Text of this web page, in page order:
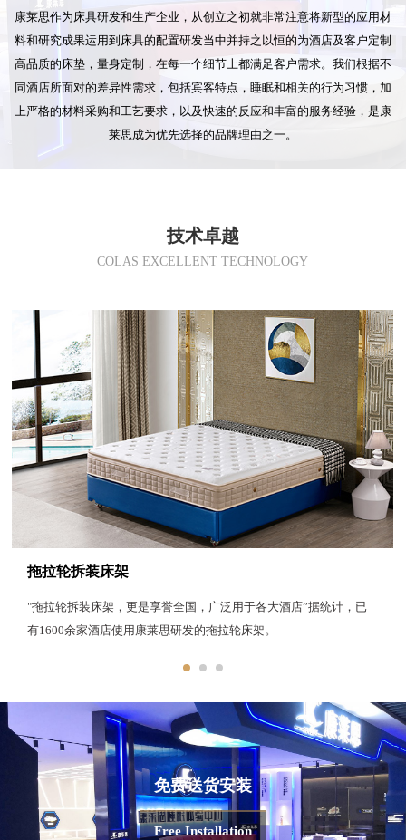
康莱思作为床具研发和生产企业，从创立之初就非常注意将新型的应用材
料和研究成果运用到床具的配置研发当中并持之以恒的为酒店及客户定制
高品质的床垫，量身定制，在每一个细节上都满足客户需求。我们根据不
同酒店所面对的差异性需求，包括宾客特点，睡眠和相关的行为习惯，加
上严格的材料采购和工艺要求，以及快速的反应和丰富的服务经验，是康
莱思成为优先选择的品牌理由之一。
技术卓越
COLAS EXCELLENT TECHNOLOGY
拖拉轮拆装床架
"拖拉轮拆装床架，更是享誉全国，广泛用于各大酒店”据统计，已
有1600余家酒店使用康莱思研发的拖拉轮床架。
免费送货安装
Free Installation